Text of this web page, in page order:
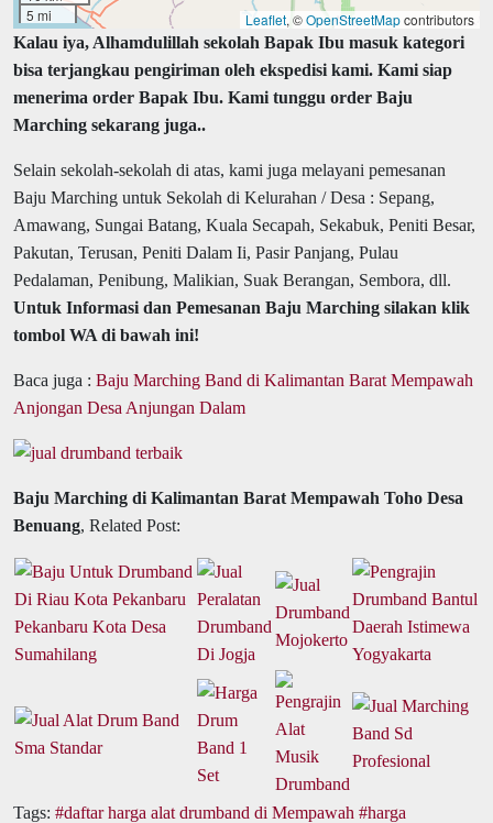
5 mi
Leaflet, ©OpenStreetMapcontributors
Kalau iya, Alhamdulillah sekolah Bapak Ibu masuk kategori
bisa terjangkau pengiriman oleh ekspedisi kami. Kami siap
menerima order Bapak Ibu. Kami tunggu order Baju
Marching sekarang juga..
Selain sekolah-sekolah di atas, kami juga melayani pemesanan
Baju Marching untuk Sekolah di Kelurahan / Desa : Sepang,
Amawang, Sungai Batang, Kuala Secapah, Sekabuk, Peniti Besar,
Pakutan, Terusan, Peniti Dalam Ii, Pasir Panjang, Pulau
Pedalaman, Penibung, Malikian, Suak Berangan, Sembora, dll.
Untuk Informasi dan Pemesanan Baju Marching silakan klik
tombol WA di bawah ini!
Baca juga : Baju Marching Band di Kalimantan Barat Mempawah
Anjongan Desa Anjungan Dalam
Baju Marching di Kalimantan Barat Mempawah Toho Desa
Benuang, Related Post:
Tags: daftar harga alat drumband di Mempawah
harga